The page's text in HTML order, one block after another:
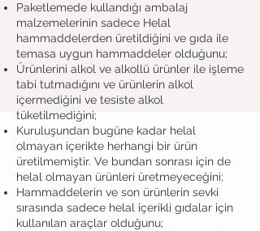
Paketlemede kullandığı ambalaj
malzemelerinin sadece Helal
hammaddelerden üretildiğini ve gıda ile
temasa uygun hammaddeler olduğunu;
Ürünlerini alkol ve alkollü ürünler ile işleme
tabi tutmadığını ve ürünlerin alkol
içermediğini ve tesiste alkol
tüketilmediğini;
Kuruluşundan bugüne kadar helal
olmayan içerikte herhangi bir ürün
üretilmemiştir. Ve bundan sonrası için de
helal olmayan ürünleri üretmeyeceğini;
Hammaddelerin ve son ürünlerin sevki
sırasında sadece helal içerikli gıdalar için
kullanılan araçlar olduğunu;